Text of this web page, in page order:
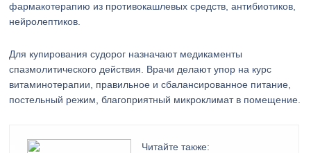
фармакотерапию из противокашлевых средств, антибиотиков,
нейролептиков.
Для купирования судорог назначают медикаменты
спазмолитического действия. Врачи делают упор на курс
витаминотерапии, правильное и сбалансированное питание,
постельный режим, благоприятный микроклимат в помещение.
Читайте также: